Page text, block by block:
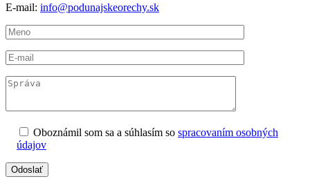
E-mail: info@podunajskeorechy.sk
Oboznámil som sa a súhlasím so spracovaním osobných
údajov